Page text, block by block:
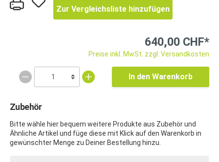
Zur Vergleichsliste hinzufügen
640,00 CHF*
Preise inkl. MwSt. zzgl. Versandkosten
In den Warenkorb
Zubehör
Bitte wähle hier bequem weitere Produkte aus Zubehör und
Ähnliche Artikel und füge diese mit Klick auf den Warenkorb in
gewünschter Menge zu Deiner Bestellung hinzu.